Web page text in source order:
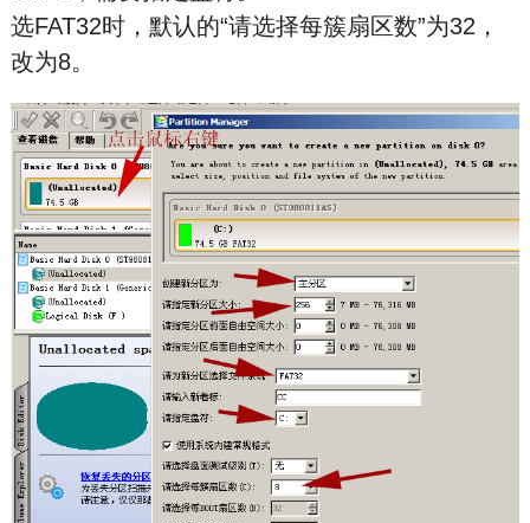
选FAT32时，默认的“请选择每簇扇区数”为32，
改为8。